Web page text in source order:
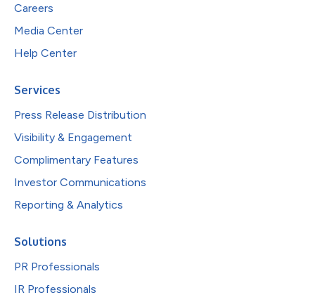
Careers
Media Center
Help Center
Services
Press Release Distribution
Visibility & Engagement
Complimentary Features
Investor Communications
Reporting & Analytics
Solutions
PR Professionals
IR Professionals